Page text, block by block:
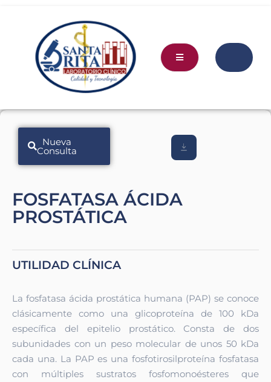
Nueva
Consulta
FOSFATASA ÁCIDA
PROSTÁTICA
UTILIDAD CLÍNICA
La fosfatasa ácida prostática humana (PAP) se conoce
clásicamente como una glicoproteína de 100 kDa
específica del epitelio prostático. Consta de dos
subunidades con un peso molecular de unos 50 kDa
cada una. La PAP es una fosfotirosilproteína fosfatasa
con múltiples sustratos fosfomonoésteres que